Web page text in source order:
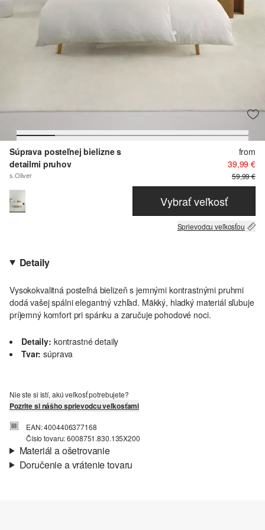
Súprava posteľnej bielizne s
detailmi pruhov
s.Oliver
from
39,99 €
59,99 €
Vybrať veľkosť
Sprievodcu veľkosťou
Detaily
Vysokokvalitná posteľná bielizeň s jemnými kontrastnými pruhmi
dodá vašej spálni elegantný vzhľad. Mäkký, hladký materiál sľubuje
príjemný komfort pri spánku a zaručuje pohodové noci.
Detaily: kontrastné detaily
Tvar: súprava
Nie ste si istí, akú veľkosť potrebujete?
Pozrite si nášho sprievodcu veľkosťami
EAN: 4004406377168
Číslo tovaru: 6008751.830.135X200
Materiál a ošetrovanie
Doručenie a vrátenie tovaru